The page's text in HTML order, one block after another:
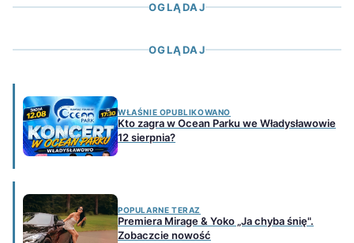
OGLĄDAJ
OGLĄDAJ
WŁAŚNIE OPUBLIKOWANO
Kto zagra w Ocean Parku we Władysławowie
12 sierpnia?
POPULARNE TERAZ
Premiera Mirage & Yoko „Ja chyba śnię".
Zobaczcie nowość